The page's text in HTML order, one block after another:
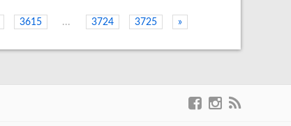
3615 ... 3724 3725 »